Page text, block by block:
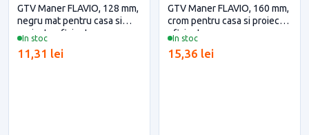
In stoc
GTV Maner FLAVIO, 128 mm,
negru mat pentru casa si
proiecte eficiente
11,31 lei
In stoc
GTV Maner FLAVIO, 160 mm,
crom pentru casa si proiecte
eficiente
15,36 lei